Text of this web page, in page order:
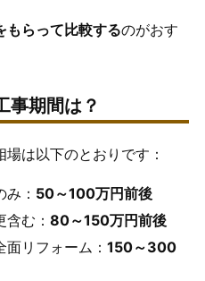
もらって比較するのがおす
事期間は？
は以下のとおりです：
： 50～100万円前後
む： 80～150万円前後
リフォーム： 150～300